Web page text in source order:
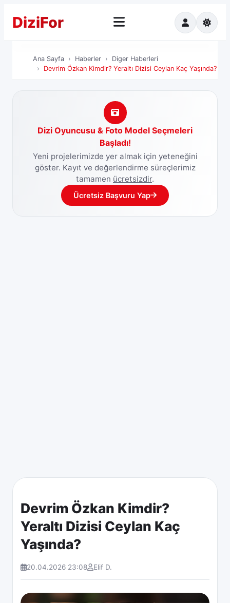
DiziFor
Ana Sayfa
Ana Sayfa Haberler
Diger Haberleri
Devrim Özkan Kimdir? Yeraltı Dizisi Ceylan Kaç Yaşında?
Dizi Oyuncusu & Foto Model Seçmeleri
Başladı!
Yeni projelerimizde yer almak için yeteneğini
göster. Kayıt ve değerlendirme süreçlerimiz
tamamen ücretsizdir.
Ücretsiz Başvuru Yap
Devrim Özkan Kimdir?
Yeraltı Dizisi Ceylan Kaç
Yaşında?
20.04.2026 23:08 Elif D.